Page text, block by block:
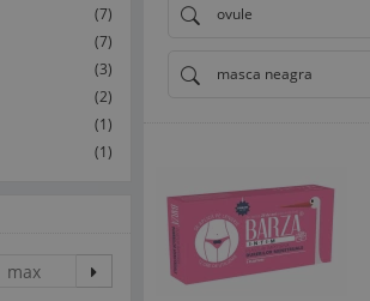
ovule
masca neagra
(7)
(7)
(3)
(2)
(1)
(1)